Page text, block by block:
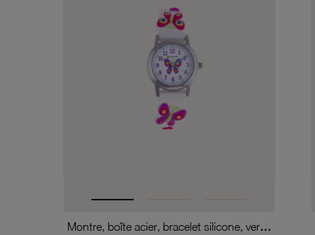
Montre, boîte acier, bracelet silicone, verre minéral, kids